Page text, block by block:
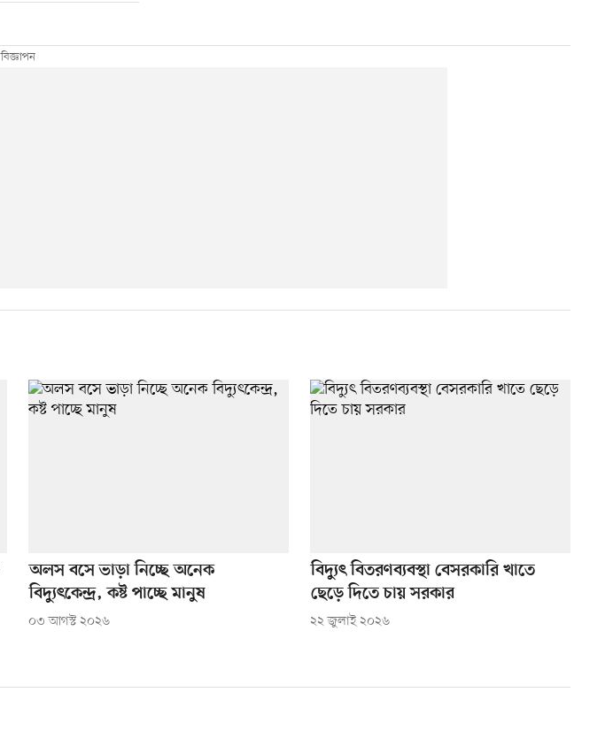
অলস বসে ভাড়া নিচ্ছে অনেক
বিদ্যুৎকেন্দ্র, কষ্ট পাচ্ছে মানুষ
০৩ আগস্ট ২০২৬
বিদ্যুৎ বিতরণব্যবস্থা বেসরকারি খাতে
ছেড়ে দিতে চায় সরকার
২২ জুলাই ২০২৬